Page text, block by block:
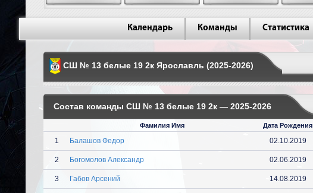
Календарь Команды Статистика
СШ № 13 белые 19 2к Ярославль (2025-2026)
Состав команды СШ № 13 белые 19 2к — 2025-2026
Фамилия Имя Дата Рождения
1 Балашов Федор 02.10.2019
2 Богомолов Александр 02.06.2019
3 Габов Арсений 14.08.2019